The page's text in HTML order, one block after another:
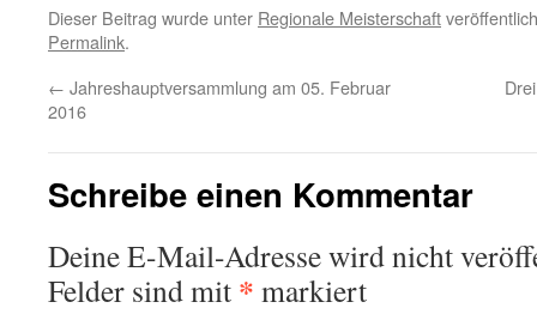
Dieser Beitrag wurde unter Regionale Meisterschaft
Permalink.
← Jahreshauptversammlung am 05. Februar
2016
Schreibe einen Kommentar
Deine E-Mail-Adresse wird nicht
Felder sind mit * markiert